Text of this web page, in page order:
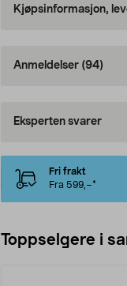
Kjøpsinformasjon,
Anmeldelser (94)
Eksperten svarer
Fri frakt
Fra 599,–*
Toppselgere i